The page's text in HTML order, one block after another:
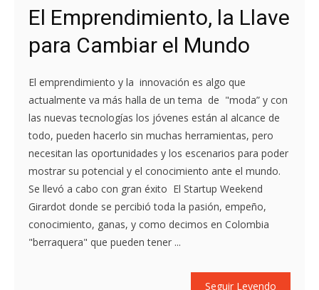
El Emprendimiento, la Llave
para Cambiar el Mundo
El emprendimiento y la innovación es algo que
actualmente va más halla de un tema de "moda” y con
las nuevas tecnologías los jóvenes están al alcance de
todo, pueden hacerlo sin muchas herramientas, pero
necesitan las oportunidades y los escenarios para poder
mostrar su potencial y el conocimiento ante el mundo.
Se llevó a cabo con gran éxito El Startup Weekend
Girardot donde se percibió toda la pasión, empeño,
conocimiento, ganas, y como decimos en Colombia
"berraquera" que pueden tener ...
Seguir Leyendo